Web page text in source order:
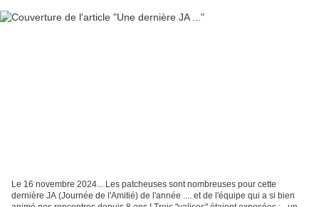
Le 16 novembre 2024... Les patcheuses sont nombreuses pour cette
dernière JA (Journée de l'Amitié) de l'année .... et de l'équipe qui a si bien